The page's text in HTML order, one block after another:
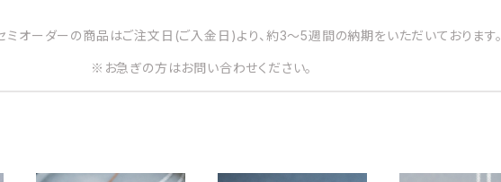
ミオーダーの商品はご注文日(ご入金日)より、約3～5週間の納期をいただいております。
※お急ぎの方はお問い合わせください。